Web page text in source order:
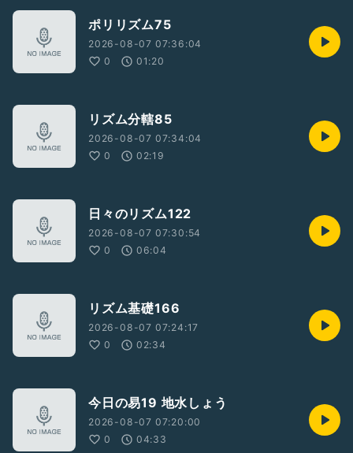
ポリリズム75
2026-08-07 07:36:04
0
01:20
リズム分轄85
2026-08-07 07:34:04
0
02:19
日々のリズム122
2026-08-07 07:30:54
0
06:04
リズム基礎166
2026-08-07 07:24:17
0
02:34
今日の易19 地水しょう
2026-08-07 07:20:00
0
04:33